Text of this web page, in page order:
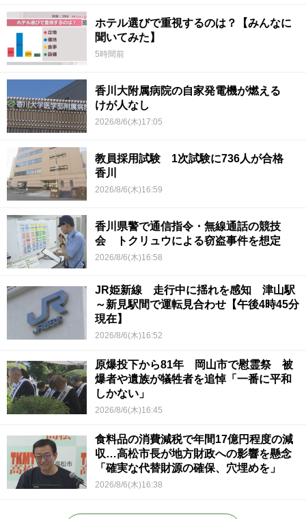
ホテル選びで重視するのは？【みんなに
聞いてみた】
5時間前
香川大附属病院の自家発電機が燃える
けが人なし
2026/8/6(木)17:05
教員採用試験 1次試験に736人が合格
香川
2026/8/6(木)16:59
香川県警で通信指令・無線通話の競技
会 トクリュウによる窃盗事件を想定
2026/8/6(木)16:58
JR姫新線 走行中に揺れを感知 津山駅
～新見駅間で運転見合わせ【午後4時45分
現在】
2026/8/6(木)16:52
原爆投下から81年 岡山市で慰霊祭 被
爆者や遺族が犠牲者を追悼「一番に平和
しかない」
2026/8/6(木)16:45
食料品の消費減税で年間17億円程度の減
収…高松市長が地方財政への影響を懸念
「確実な代替財源の確保、穴埋めを」
2026/8/6(木)16:38